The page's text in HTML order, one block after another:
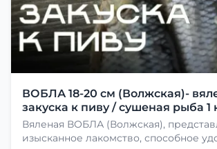
ВОБЛА 18-20 см (Волжская)-
закуска к пиву / сушеная рыба 1
Вяленая ВОБЛА (Волжская),
изысканное лакомство, способное